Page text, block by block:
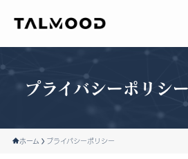
会社案内
サービス
実績・お客様の声
プライバシーポリシー
ホーム プライバシーポリシー